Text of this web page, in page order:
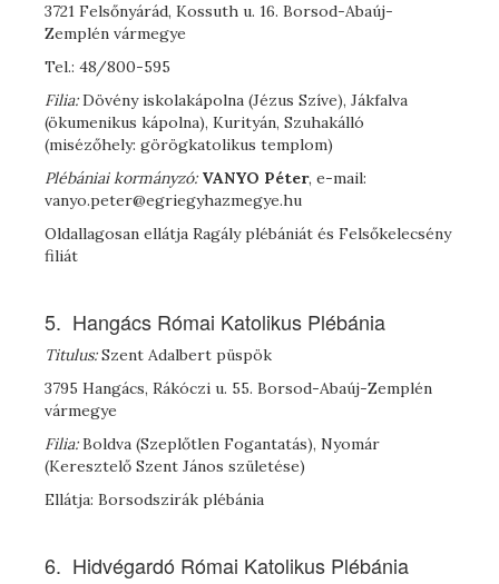
3721 Felsőnyárád, Kossuth u. 16. Borsod-Abaúj-
Zemplén vármegye
Tel.: 48/800-595
Filia:Dövény iskolakápolna (Jézus Szíve), Jákfalva
(ökumenikus kápolna), Kurityán, Szuhakálló
(misézőhely: görögkatolikus templom)
Plébániai kormányzó: VANYO Péter, e-mail:
vanyo.peter@egriegyhazmegye.hu
Oldallagosan ellátja Ragály plébániát és Felsőkelecsény
filiát
5. Hangács Római Katolikus Plébánia
Titulus:Szent Adalbert püspök
3795 Hangács, Rákóczi u. 55. Borsod-Abaúj-Zemplén
vármegye
Filia:Boldva (Szeplőtlen Fogantatás), Nyomár
(Keresztelő Szent János születése)
Ellátja: Borsodszirák plébánia
6. Hidvégardó Római Katolikus Plébánia